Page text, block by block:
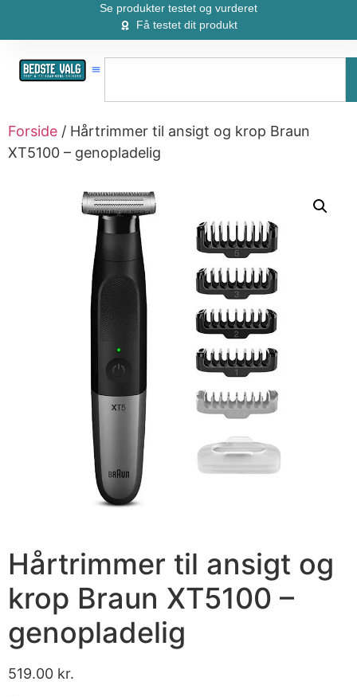
Se produkter testet og vurderet
Få testet dit produkt
Forside / Hårtrimmer til ansigt og krop Braun
XT5100 – genopladelig
Hårtrimmer til ansigt og
krop Braun XT5100 –
genopladelig
519.00 kr.